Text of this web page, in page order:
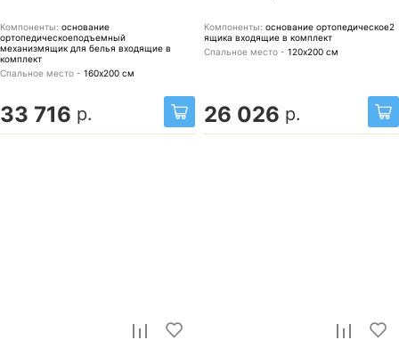
Компоненты: основание
ортопедическоеподъемный
механизмящик для белья входящие в
комплект
Спальное место - 160х200 см
33 716 р.
Компоненты: основание ортопедическое2
ящика входящие в комплект
Спальное место - 120х200 см
26 026 р.